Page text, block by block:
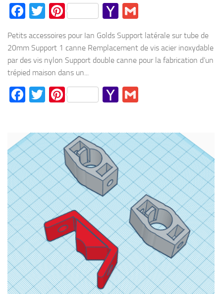
Facebook
Twitter
PinterestYahoo
Petits accessoires pour Ian Golds Support latérale sur tube de
20mm Support 1 canne Remplacement de vis acier inoxydable
par des vis nylon Support double canne pour la fabrication d’un
trépied maison dans un...
Facebook
Twitter
PinterestYahoo